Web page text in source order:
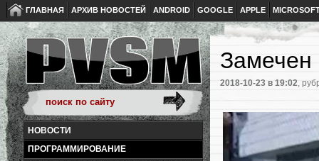
ГЛАВНАЯ АРХИВ НОВОСТЕЙ ANDROID GOOGLE APPLE
НОВОСТИ
ПРОГРАММИРОВАНИЕ
Замечен
2018-10-23 в 19:02,